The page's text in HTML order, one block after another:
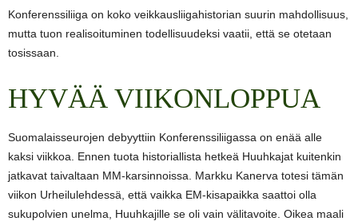
Konferenssiliiga on koko veikkausliigahistorian suurin mahdollisuus,
mutta tuon realisoituminen todellisuudeksi vaatii, että se otetaan
tosissaan.
HYVÄÄ VIIKONLOPPUA
Suomalaisseurojen debyyttiin Konferenssiliigassa on enää alle
kaksi viikkoa. Ennen tuota historiallista hetkeä Huuhkajat kuitenkin
jatkavat taivaltaan MM-karsinnoissa. Markku Kanerva totesi tämän
viikon Urheilulehdessä, että vaikka EM-kisapaikka saattoi olla
sukupolvien unelma, Huuhkajille se oli vain välitavoite. Oikea maali